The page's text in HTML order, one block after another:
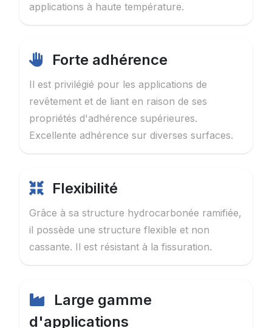
applications à haute température.
Forte adhérence
Il est privilégié pour les applications de
revêtement et de liant en raison de ses
propriétés d'adhérence supérieures.
Excellente adhérence sur diverses surfaces.
Flexibilité
Grâce à sa structure hydrocarbonée ramifiée,
il possède une structure flexible et non
cassante. Il est résistant à la fissuration.
Large gamme
d'applications